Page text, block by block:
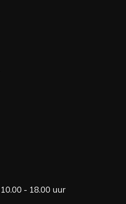
10.00 - 18.00 uur